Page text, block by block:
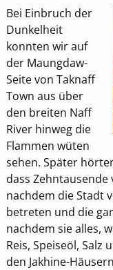
Bei Einbruch der
Dunkelheit
konnten wir auf
der Maungdaw-
Seite von Taknaff
Town aus über
den breiten Naff
River hinweg die
Flammen wüten
sehen. Später
dass Zehntausende
nachdem die Stadt
betreten und die
nachdem sie alles,
Reis, Speiseöl, Salz
den Jakhine-